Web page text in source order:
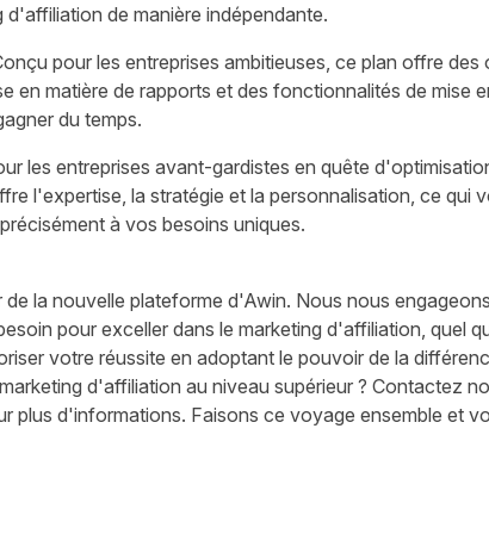
d'affiliation de manière indépendante.
pour les entreprises ambitieuses, ce plan offre
en matière de rapports et des fonctionnalités de mise
du temps.
les entreprises avant-gardistes en quête
l'expertise, la stratégie et la personnalisation, ce qui
à vos besoins uniques.
la nouvelle plateforme d'Awin. Nous nous
pour exceller dans le marketing d'affiliation, quel
votre réussite en adoptant le pouvoir de la
d'affiliation au niveau supérieur ? Contactez
plus d'informations. Faisons ce voyage ensemble et